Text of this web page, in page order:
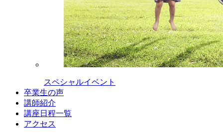
スペシャルイベント
卒業生の声
講師紹介
講座日程一覧
アクセス